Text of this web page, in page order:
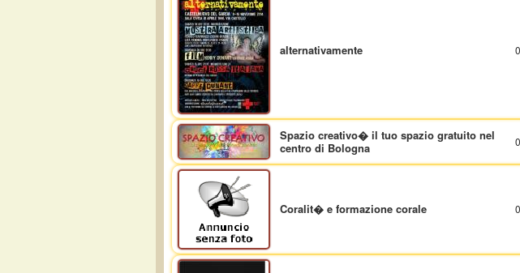
alternativamente
Spazio creativo� il tuo spazio gratuito nel
centro di Bologna
Coralit� e formazione corale